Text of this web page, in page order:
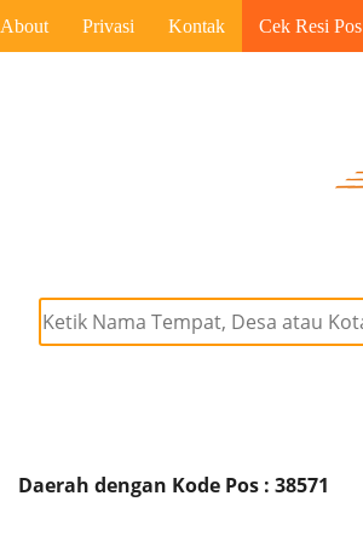
About Privasi Kontak Cek Resi Pos
Daerah dengan Kode Pos : 38571